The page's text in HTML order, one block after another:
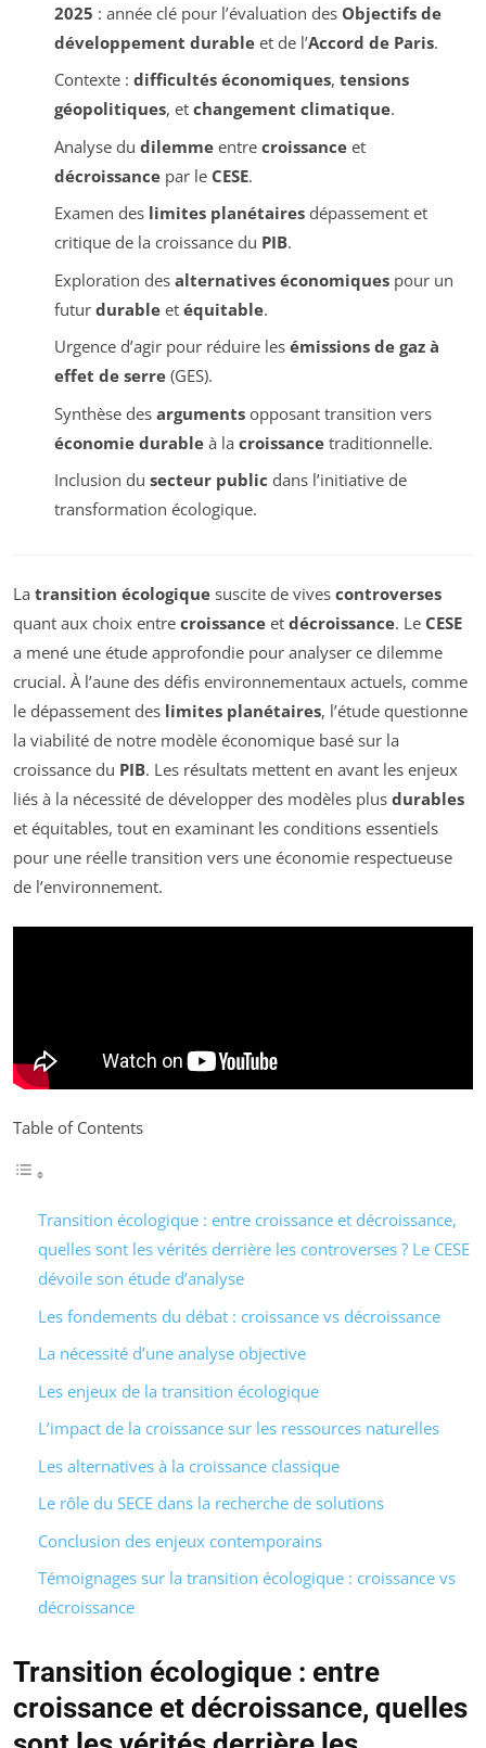
2025 : année clé pour l’évaluation des Objectifs de
développement durableet de l’Accord de Paris.
Contexte : difficultés économiques, tensions
géopolitiques, et changement climatique.
Analyse du dilemmeentre croissanceet
décroissancepar le CESE.
Examen des limites planétairesdépassement et
critique de la croissance du PIB.
Exploration des alternatives économiquespour un
futur durableet équitable.
Urgence d’agir pour réduire les émissions de gaz à
effet de serre(GES).
Synthèse des argumentsopposant transition vers
économie durableà la croissancetraditionnelle.
Inclusion du secteur public dans l’initiative de
transformation écologique.
La transition écologique suscite de vives controverses
quant aux choix entre croissance et décroissance. Le CESE
a mené une étude approfondie pour analyser ce dilemme
crucial. À l’aune des défis environnementaux actuels, comme
le dépassement des limites planétaires, l’étude questionne
la viabilité de notre modèle économique basé sur la
croissance du PIB. Les résultats mettent en avant les enjeux
liés à la nécessité de développer des modèles plus durables
et équitables, tout en examinant les conditions essentiels
pour une réelle transition vers une économie respectueuse
de l’environnement.
Table of Contents
Transition écologique : entre croissance et décroissance,
quelles sont les vérités derrière les controverses ? Le CESE
dévoile son étude d’analyse
Les fondements du débat : croissance vs décroissance
La nécessité d’une analyse objective
Les enjeux de la transition écologique
L’impact de la croissance sur les ressources naturelles
Les alternatives à la croissance classique
Le rôle du SECE dans la recherche de solutions
Conclusion des enjeux contemporains
Témoignages sur la transition écologique : croissance vs
décroissance
Transition écologique : entre
croissance et décroissance, quelles